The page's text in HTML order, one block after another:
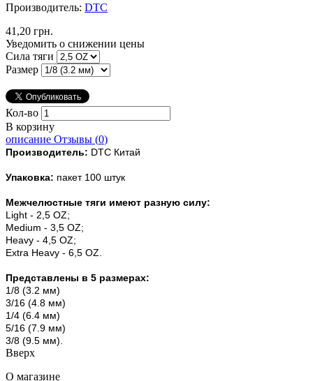
Производитель: DTC
41,20 грн.
Уведомить о снижении цены
Сила тяги
Размер
Кол-во
В корзину
описание Отзывы (0)
Производитель: DTC Китай
Упаковка: пакет 100 штук
Межчелюстные тяги имеют разную силу:
Light - 2 ,5 OZ;
Medium - 3,5 OZ;
Heavy - 4,5 OZ;
Extra Heavy - 6,5 OZ.
Представлены в 5 размерах:
1/8 (3.2 мм)
3/16 (4.8 мм)
1/4 (6.4 мм)
5/16 (7.9 мм)
3/8 (9.5 мм).
Вверх
О магазине